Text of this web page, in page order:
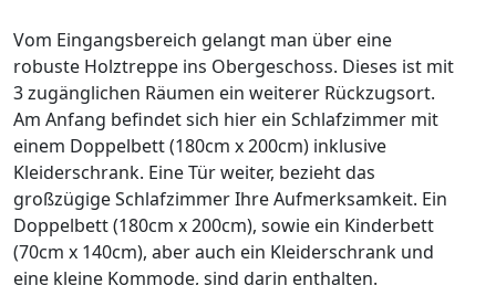
Vom Eingangsbereich gelangt man über eine
robuste Holztreppe ins Obergeschoss. Dieses ist mit
3 zugänglichen Räumen ein weiterer Rückzugsort.
Am Anfang befindet sich hier ein Schlafzimmer mit
einem Doppelbett (180cm x 200cm) inklusive
Kleiderschrank. Eine Tür weiter, bezieht das
großzügige Schlafzimmer Ihre Aufmerksamkeit. Ein
Doppelbett (180cm x 200cm), sowie ein Kinderbett
(70cm x 140cm), aber auch ein Kleiderschrank und
eine kleine Kommode, sind darin enthalten.